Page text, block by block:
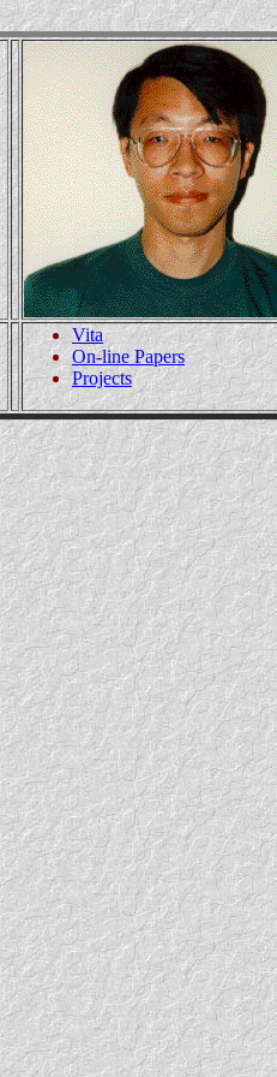
Vita
On-line Papers
Projects